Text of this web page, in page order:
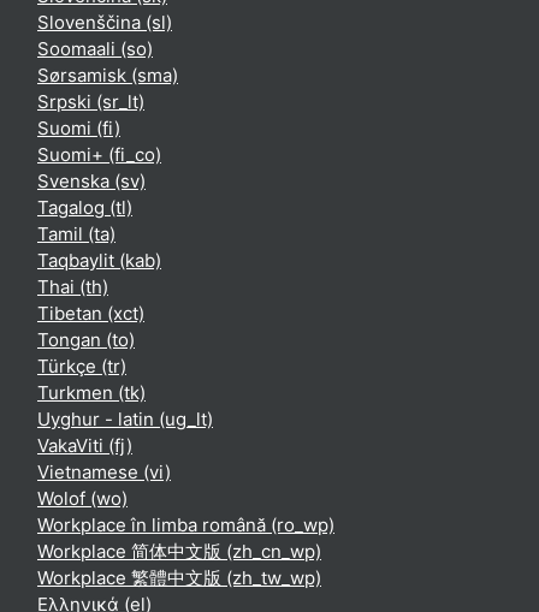
Slovenščina ‎(sl)‎
Soomaali ‎(so)‎
Sørsamisk ‎(sma)‎
Srpski ‎(sr_lt)‎
Suomi ‎(fi)‎
Suomi+ ‎(fi_co)‎
Svenska ‎(sv)‎
Tagalog ‎(tl)‎
Tamil ‎(ta)‎
Taqbaylit ‎(kab)‎
Thai ‎(th)‎
Tibetan ‎(xct)‎
Tongan ‎(to)‎
Türkçe ‎(tr)‎
Turkmen ‎(tk)‎
Uyghur - latin ‎(ug_lt)‎
VakaViti ‎(fj)‎
Vietnamese ‎(vi)‎
Wolof ‎(wo)‎
Workplace în limba română ‎(ro_wp)‎
Workplace 简体中文版 ‎(zh_cn_wp)‎
Workplace 繁體中文版 ‎(zh_tw_wp)‎
Ελληνικά ‎(el)‎